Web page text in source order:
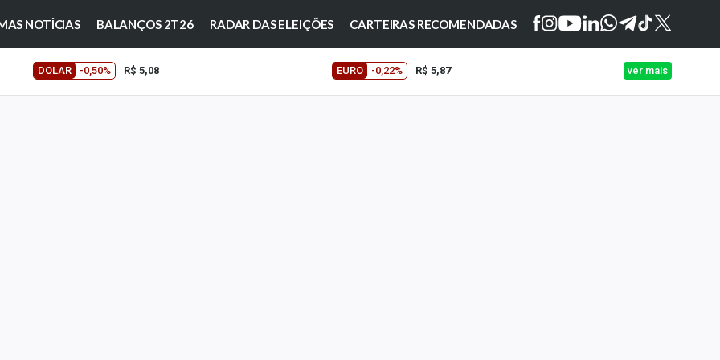
NOTÍCIAS BALANÇOS 2T26 RADAR DAS ELEIÇÕES CARTEIRAS RECOMENDADAS
DOLAR -0,50% R$ 5,08 EURO -0,22% R$ 5,87 ver mais